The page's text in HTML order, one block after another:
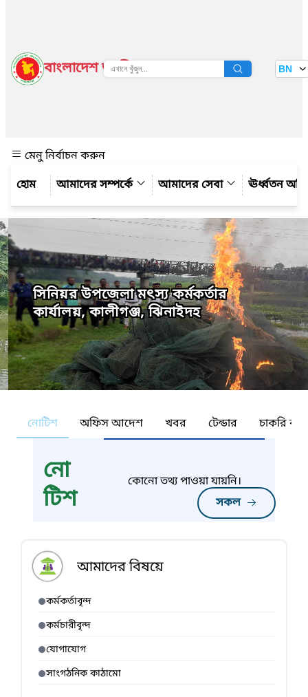
বাংলাদেশ জাতীয় তথ্য বাতায়ন BN
মেনু নির্বাচন করুন
আমাদের সম্পর্কে
আমাদের সেবা ঊর্ধ্বতন
সিনিয়র উপজেলা মৎস্য কর্মকর্তার
কার্যালয়, কালীগঞ্জ, ঝিনাইদহ
নোটিশ অফিস আদেশ খবর টেন্ডার চাকরি
নো
টিশ
সকল
কোনো তথ্য পাওয়া যায়নি।
আমাদের বিষয়ে
কর্মকর্তাবৃন্দ
কর্মচারীবৃন্দ
যোগাযোগ
সাংগঠনিক কাঠামো